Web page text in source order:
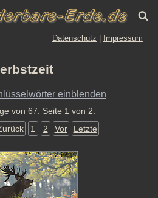
Datenschutz Impressum
einblenden
von 67. Seite 1 von 2.
1 2 Vor Letzte